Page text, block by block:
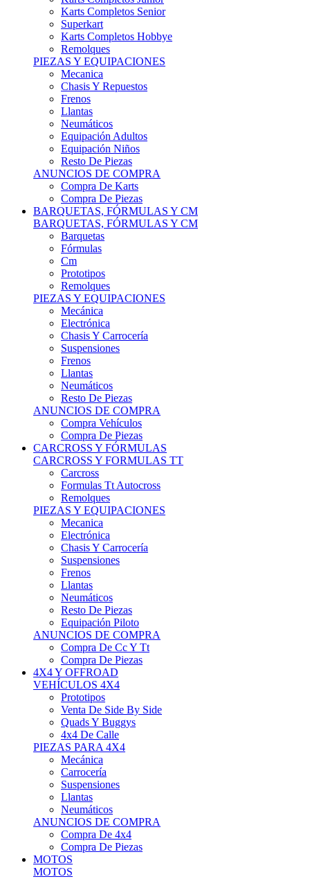
Superkart
Karts Completos Hobbye
Remolques
PIEZAS Y EQUIPACIONES
Mecanica
Chasis Y Repuestos
Frenos
Llantas
Neumáticos
Equipación Adultos
Equipación Niños
Resto De Piezas
ANUNCIOS DE COMPRA
Compra De Karts
Compra De Piezas
BARQUETAS, FÓRMULAS Y CM
BARQUETAS, FÓRMULAS Y CM
Barquetas
Fórmulas
Cm
Prototipos
Remolques
PIEZAS Y EQUIPACIONES
Mecánica
Electrónica
Chasis Y Carrocería
Suspensiones
Frenos
Llantas
Neumáticos
Resto De Piezas
ANUNCIOS DE COMPRA
Compra Vehículos
Compra De Piezas
CARCROSS Y FÓRMULAS
CARCROSS Y FORMULAS TT
Carcross
Formulas Tt Autocross
Remolques
PIEZAS Y EQUIPACIONES
Mecanica
Electrónica
Chasis Y Carrocería
Suspensiones
Frenos
Llantas
Neumáticos
Resto De Piezas
Equipación Piloto
ANUNCIOS DE COMPRA
Compra De Cc Y Tt
Compra De Piezas
4X4 Y OFFROAD
VEHÍCULOS 4X4
Prototipos
Venta De Side By Side
Quads Y Buggys
4x4 De Calle
PIEZAS PARA 4X4
Mecánica
Carrocería
Suspensiones
Llantas
Neumáticos
ANUNCIOS DE COMPRA
Compra De 4x4
Compra De Piezas
MOTOS
MOTOS
Motos De Circuito